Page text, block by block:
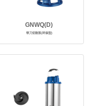
GNWQ(D)
带刀切割泵(环保型)